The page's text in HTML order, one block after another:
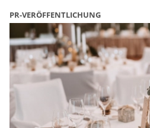
PR-VERÖFFENTLICHUNG